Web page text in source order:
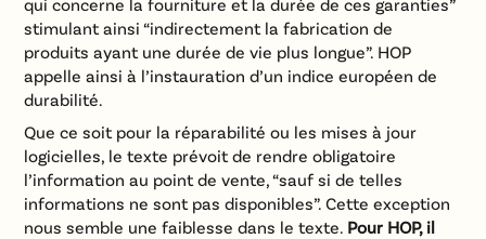
stimulant ainsi “indirectement la fabrication de
produits ayant une durée de vie plus longue”. HOP
appelle ainsi à l’instauration d’un indice européen de
durabilité.
Que ce soit pour la réparabilité ou les mises à jour
logicielles, le texte prévoit de rendre obligatoire
l’information au point de vente, “sauf si de telles
informations ne sont pas disponibles”. Cette exception
nous semble une faiblesse dans le texte. Pour HOP, il